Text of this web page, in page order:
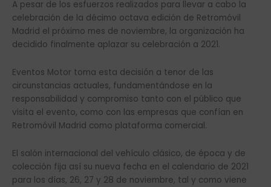
A pesar de los esfuerzos realizados para llevar a cabo la
celebración de la décimo octava edición de Retromóvil
Madrid el próximo mes de noviembre, la organización ha
decidido finalmente aplazar su celebración a 2021.
Eventos Motor toma esta decisión a tenor de las
circunstancias actuales, fundamentándose en la
responsabilidad y compromiso tanto con el público que
visita el evento, como con las empresas que confían en
Retromóvil Madrid como plataforma comercial.
El salón internacional del vehículo clásico, de época y de
colección fija así su nueva fecha en el calendario de 2021
para los días, 26, 27 y 28 de noviembre, tal y como viene